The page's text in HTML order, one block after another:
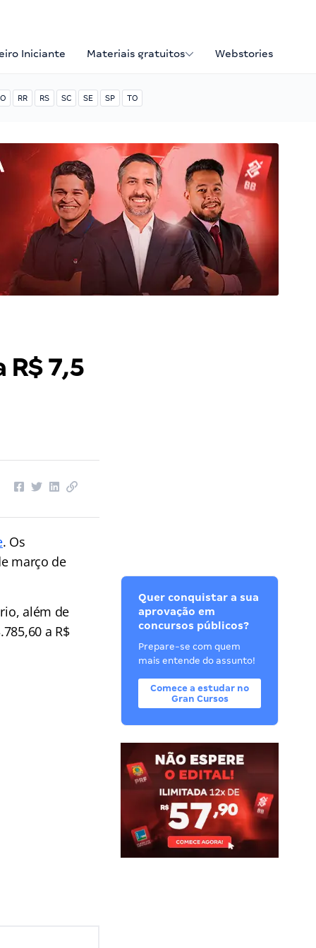
Iniciante Materiais gratuitos Webstories
RR RS SC SE SP TO
R$ 7,5
. Os
março de
além de
a R$
Quer conquistar a sua
aprovação em
concursos públicos?
Prepare-se com quem
mais entende do assunto!
Comece a estudar no
Gran Cursos